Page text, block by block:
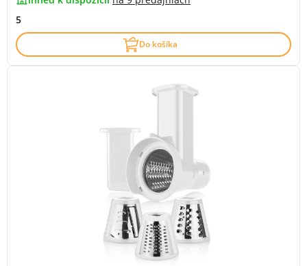
5
Do košíka